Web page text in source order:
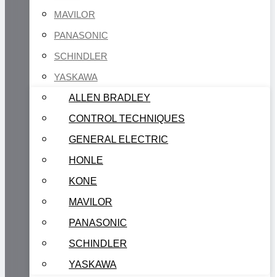
MAVILOR
PANASONIC
SCHINDLER
YASKAWA
ALLEN BRADLEY
CONTROL TECHNIQUES
GENERAL ELECTRIC
HONLE
KONE
MAVILOR
PANASONIC
SCHINDLER
YASKAWA